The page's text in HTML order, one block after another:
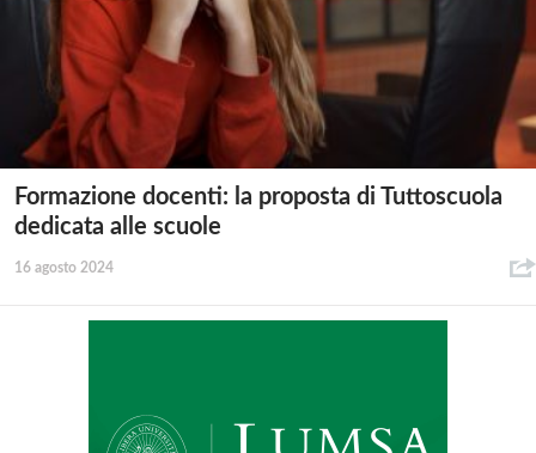
Formazione docenti: la proposta di Tuttoscuola
dedicata alle scuole
16 agosto 2024